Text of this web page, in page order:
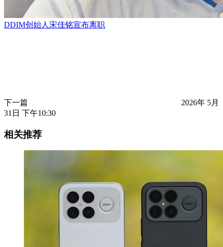
DDIM创始人宋佳铭宣布离职
下一篇
2026年 5月
31日 下午10:30
相关推荐